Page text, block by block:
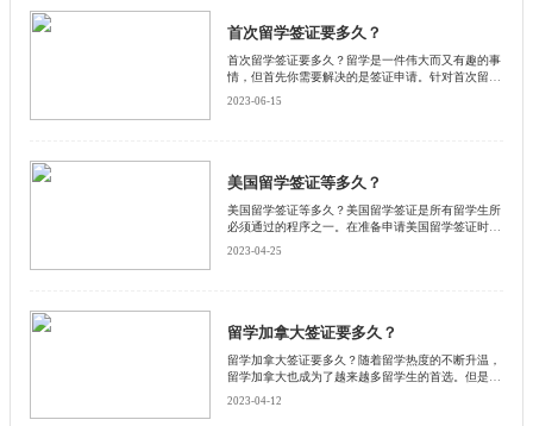
首次留学签证要多久？
首次留学签证要多久？留学是一件伟大而又有趣的事
情，但首先你需要解决的是签证申请。针对首次留学
2023-06-15
美国留学签证等多久？
美国留学签证等多久？美国留学签证是所有留学生所
必须通过的程序之一。在准备申请美国留学签证时，
2023-04-25
留学加拿大签证要多久？
留学加拿大签证要多久？随着留学热度的不断升温，
留学加拿大也成为了越来越多留学生的首选。但是，
2023-04-12